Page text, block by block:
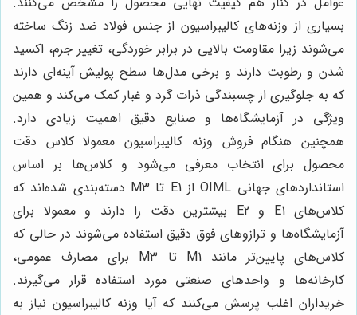
بسیاری از وزنه‌های کالیبراسیون از جنس فولاد ضد زنگ ساخته
می‌شوند زیرا مقاومت بالایی در برابر خوردگی، تغییر جرم، اکسید
شدن و رطوبت دارند و برخی مدل‌ها سطح پولیش آینه‌ای دارند
که به جلوگیری از چسبندگی ذرات گرد و غبار کمک می‌کند و همین
ویژگی در آزمایشگاه‌ها و صنایع دقیق اهمیت زیادی دارد.
همچنین هنگام فروش وزنه کالیبراسیون معمولا کلاس دقت
محصول برای انتخاب معرفی می‌شود و کلاس‌ها بر اساس
استانداردهای جهانی OIML از E1 تا M3 دسته‌بندی شده‌اند که
کلاس‌های E1 و E2 بیشترین دقت را دارند و معمولا برای
آزمایشگاه‌ها و ترازوهای فوق دقیق استفاده می‌شوند در حالی که
کلاس‌های پایین‌تر مانند M1 تا M3 برای مصارف عمومی،
کارخانه‌ها و واحدهای صنعتی مورد استفاده قرار می‌گیرند.
خریداران اغلب پرسش می‌کنند که آیا وزنه کالیبراسیون نیاز به